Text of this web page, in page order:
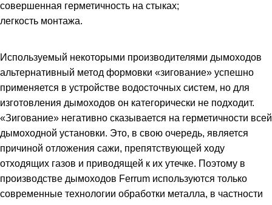
совершенная герметичность на стыках;
легкость монтажа.
Используемый некоторыми производителями дымоходов
альтернативный метод формовки «зигование» успешно
применяется в устройстве водосточных систем, но для
изготовления дымоходов он категорически не подходит.
«Зигование» негативно сказывается на герметичности всей
дымоходной установки. Это, в свою очередь, является
причиной отложения сажи, препятствующей ходу
отходящих газов и приводящей к их утечке. Поэтому в
производстве дымоходов Ferrum используются только
современные технологии обработки металла, в частности